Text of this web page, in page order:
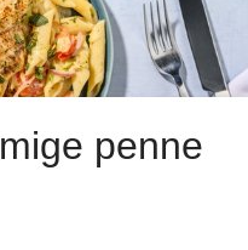
penne